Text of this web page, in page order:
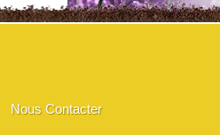
Nous Contacter